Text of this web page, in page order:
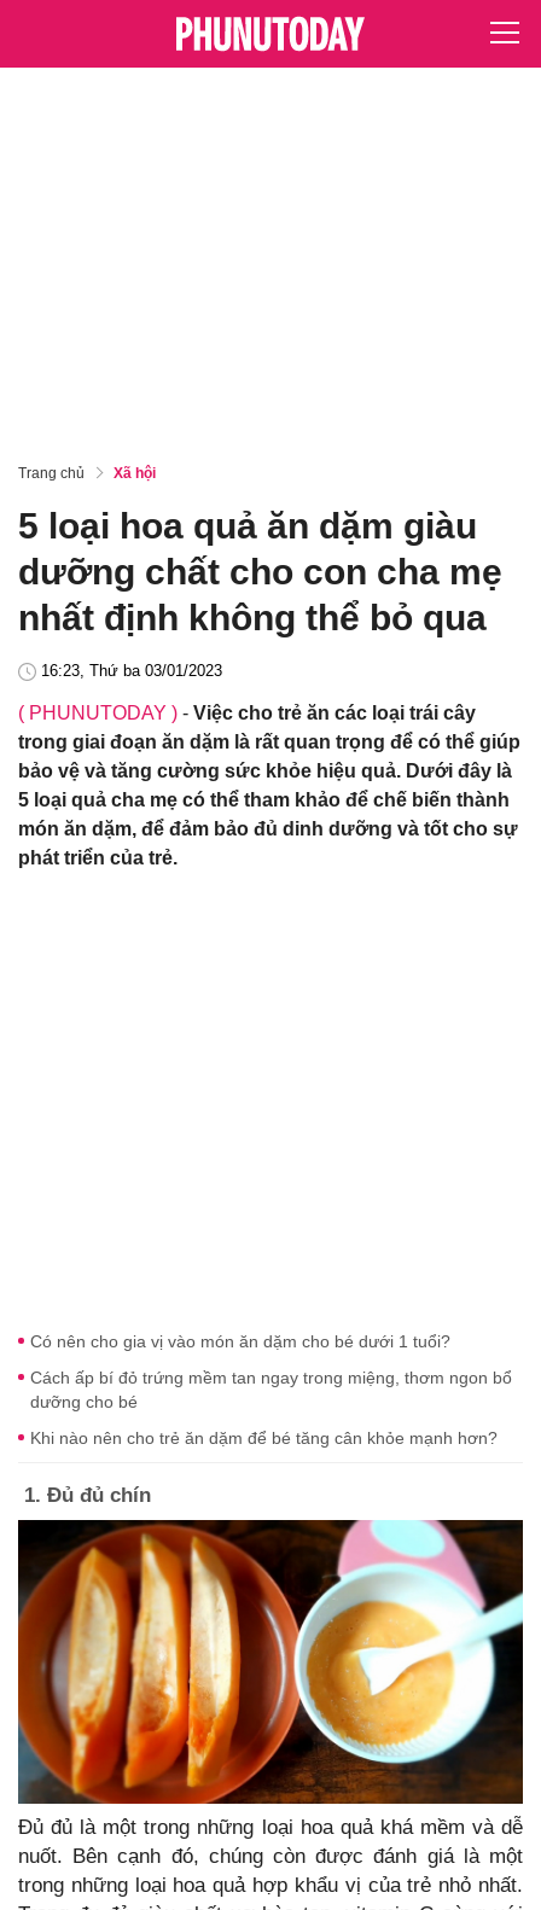
Trang chủ Xã hội
5 loại hoa quả ăn dặm giàu
dưỡng chất cho con cha mẹ
nhất định không thể bỏ qua
16:23, Thứ ba 03/01/2023
( PHUNUTODAY ) - Việc cho trẻ ăn các loại trái cây
trong giai đoạn ăn dặm là rất quan trọng để có thể giúp
bảo vệ và tăng cường sức khỏe hiệu quả. Dưới đây là
5 loại quả cha mẹ có thể tham khảo để chế biến thành
món ăn dặm, để đảm bảo đủ dinh dưỡng và tốt cho sự
phát triển của trẻ.
Có nên cho gia vị vào món ăn dặm cho bé dưới 1 tuổi?
Cách ấp bí đỏ trứng mềm tan ngay trong miệng, thơm ngon bổ
dưỡng cho bé
Khi nào nên cho trẻ ăn dặm để bé tăng cân khỏe mạnh hơn?
1. Đủ đủ chín
Đủ đủ là một trong những loại hoa quả khá mềm và dễ
nuốt. Bên cạnh đó, chúng còn được đánh giá là một
trong những loại hoa quả hợp khẩu vị của trẻ nhỏ nhất.